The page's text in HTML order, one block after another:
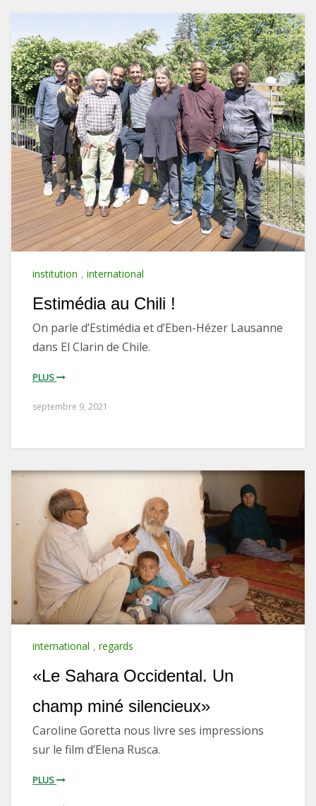
institution , international
Estimédia au Chili !
On parle d’Estimédia et d’Eben-Hézer Lausanne
dans El Clarin de Chile.
PLUS
septembre 9, 2021
international , regards
«Le Sahara Occidental. Un
champ miné silencieux»
Caroline Goretta nous livre ses impressions
sur le film d’Elena Rusca.
PLUS